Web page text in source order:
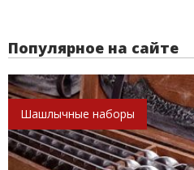
Популярное на сайте
Шашлычные наборы